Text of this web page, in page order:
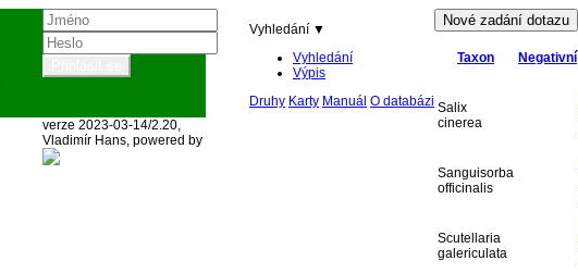
Vyhledání ▼
Vyhledání
Výpis
Druhy Karty Manuál O databázi
Taxon Negativní
Salix
cinerea
Sanguisorba
officinalis
Scutellaria
galericulata
verze 2023-03-14/2.20,
Vladimír Hans, powered by